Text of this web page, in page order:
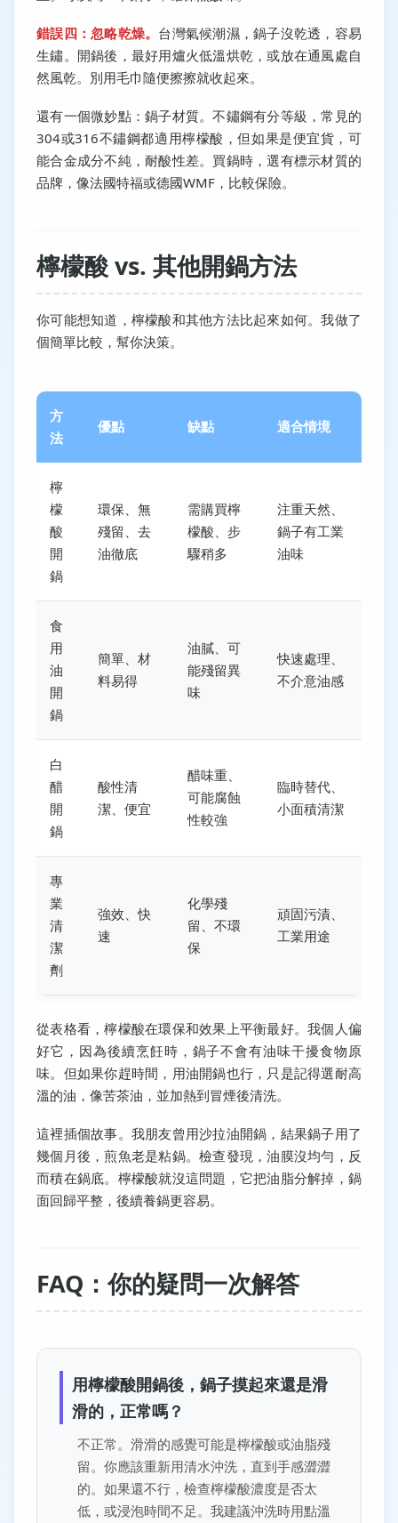
錯誤四：忽略乾燥。 台灣氣候潮濕，鍋子沒乾透，容易
生鏽。開鍋後，最好用爐火低溫烘乾，或放在通風處自
然風乾。別用毛巾隨便擦擦就收起來。
還有一個微妙點：鍋子材質。不鏽鋼有分等級，常見的
304或316不鏽鋼都適用檸檬酸，但如果是便宜貨，可
能合金成分不純，耐酸性差。買鍋時，選有標示材質的
品牌，像法國特福或德國WMF，比較保險。
檸檬酸 vs. 其他開鍋方法
你可能想知道，檸檬酸和其他方法比起來如何。我做了
個簡單比較，幫你決策。
方
法
優點 缺點 適合情境
檸
檬
酸
開
鍋
環保、無
殘留、去
油徹底
需購買檸
檬酸、步
驟稍多
注重天然、
鍋子有工業
油味
食
用
油
開
鍋
簡單、材
料易得
油膩、可
能殘留異
味
快速處理、
不介意油感
白
醋
開
鍋
酸性清
潔、便宜
醋味重、
可能腐蝕
性較強
臨時替代、
小面積清潔
專
業
清
潔
劑
強效、快
速
化學殘
留、不環
保
頑固污漬、
工業用途
從表格看，檸檬酸在環保和效果上平衡最好。我個人偏
好它，因為後續烹飪時，鍋子不會有油味干擾食物原
味。但如果你趕時間，用油開鍋也行，只是記得選耐高
溫的油，像苦茶油，並加熱到冒煙後清洗。
這裡插個故事。我朋友曾用沙拉油開鍋，結果鍋子用了
幾個月後，煎魚老是粘鍋。檢查發現，油膜沒均勻，反
而積在鍋底。檸檬酸就沒這問題，它把油脂分解掉，鍋
面回歸平整，後續養鍋更容易。
FAQ：你的疑問一次解答
用檸檬酸開鍋後，鍋子摸起來還是滑
滑的，正常嗎？
不正常。滑滑的感覺可能是檸檬酸或油脂殘
留。你應該重新用清水沖洗，直到手感澀澀
的。如果還不行，檢查檸檬酸濃度是否太
低，或浸泡時間不足。我建議沖洗時用點溫